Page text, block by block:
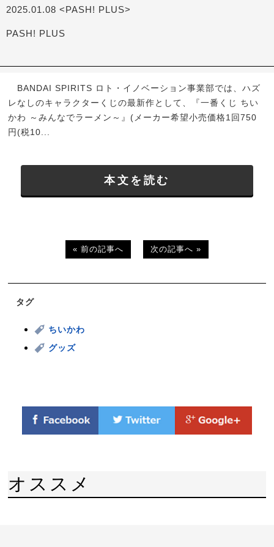
2025.01.08 <PASH! PLUS>
PASH! PLUS
BANDAI SPIRITS ロト・イノベーション事業部では、ハズ
レなしのキャラクターくじの最新作として、『一番くじ ちい
かわ ～みんなでラーメン～』(メーカー希望小売価格1回750
円(税10...
本文を読む
« 前の記事へ 次の記事へ »
タグ
ちいかわ
グッズ
オススメ